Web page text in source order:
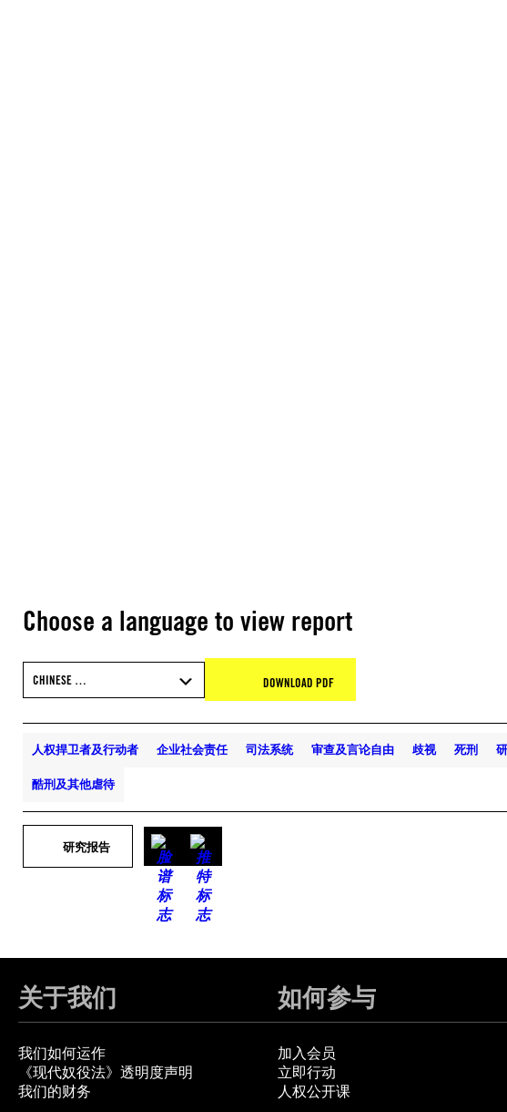
Choose a language to view report
CHINESE … DOWNLOAD PDF
人权捍卫者及行动者 企业社会责任 司法系统 审查及言论自由 歧视 死刑
酷刑及其他虐待
研究报告
关于我们
我们如何运作
《现代奴役法》透明度声明
我们的财务
如何参与
加入会员
立即行动
人权公开课